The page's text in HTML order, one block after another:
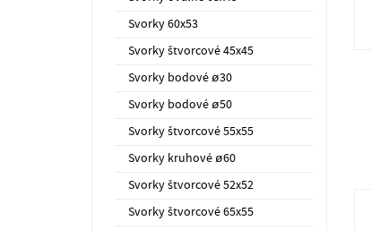
Svorky 60x53
Svorky štvorcové 45x45
Svorky bodové ø30
Svorky bodové ø50
Svorky štvorcové 55x55
Svorky kruhové ø60
Svorky štvorcové 52x52
Svorky štvorcové 65x55